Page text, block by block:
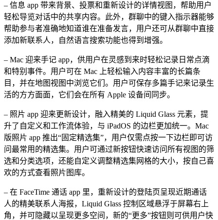
– 信息 app 带来背景、投票和重新设计的详情视图，帮助用户
轻松导览对话中的共享内容。此外，群聊中的键入指示器能够
帮助参与者准确地知道谁在准备发言，用户还可从群聊中直接
添加新联系人，自然语言搜索功能也得到增强。
– Mac 迎来手记 app，供用户在灵感到来时轻松记录日常点滴
和特别事件。用户可在 Mac 上轻松输入内容丰富的长篇条
目，并在地图视图中浏览它们。用户可保存多篇手记来记录生
活的方方面面，它们会在所有 Apple 设备间同步。
– 照片 app 迎来更新设计，融入精美的 Liquid Glass 元素，提
升了自定义和工作流体验，与 iPadOS 的边栏更加统一。Mac
版照片 app 推出“固定精选集”，用户仅需点按一下边栏即可访
问最常用的精选集。用户可通过新按钮快速访问所有视图的筛
选和分类选项，还能自定义调整精选集网格的大小，按自己喜
欢的方式查看照片图库。
– 在 FaceTime 通话 app 里，重新设计的登陆页呈现近期通话
人的精美联系人海报，Liquid Glass 控制区域悬浮于屏幕右上
角，并可隐藏以呈现更多空间，新的“更多”按钮则可供用户快